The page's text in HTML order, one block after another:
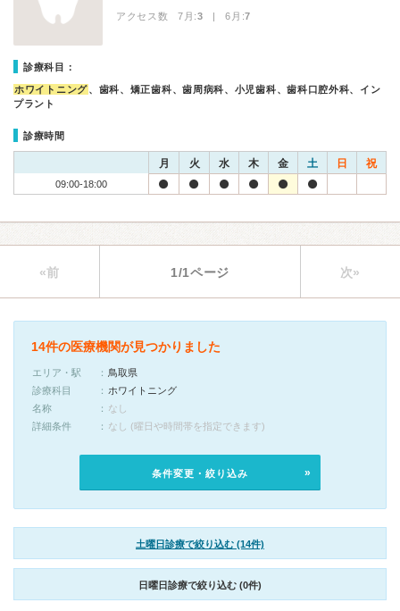
アクセス数 7月:3 | 6月:7
診療科目：
ホワイトニング、歯科、矯正歯科、歯周病科、小児歯科、歯科口腔外科、イン
プラント
診療時間
月 火 水 木 金 土 日 祝
09:00-18:00
«前 1/1ページ 次»
14件の医療機関が見つかりました
エリア・駅
鳥取県
診療科目
ホワイトニング
名称
なし
詳細条件
なし (曜日や時間帯を指定できます)
条件変更・絞り込み
土曜日診療で絞り込む (14件)
日曜日診療で絞り込む (0件)